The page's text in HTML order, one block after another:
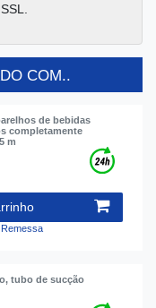
COM..
de bebidas
completamente
m
Remessa
tubo de sucção